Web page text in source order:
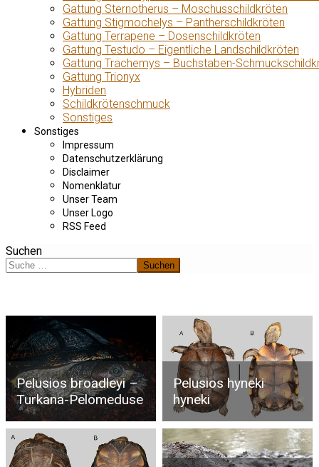
Gattung Sternotherus – Moschusschildkröten
Gattung Stigmochelys – Pantherschildkröten
Gattung Terrapene – Dosenschildkröten
Gattung Testudo – Eigentliche Landschildkröten
Gattung Trachemys – Buchstaben-
Gattung Trionyx
Hybriden
Schildkrötenschmuck
Sonstiges
Sonstiges
Impressum
Datenschutzerklärung
Disclaimer
Nomenklatur
Unser Team
Unser Logo
RSS Feed
Suchen
Suchen
Pelusios broadleyi –
Turkana-Pelomeduse
Pelusios hyneki
hyneki